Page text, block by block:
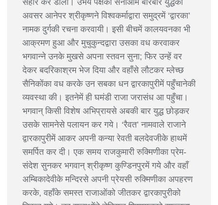
संहार कर डाला। उभय पक्षकी सेनाओंमें बारंबार युद्धका
अवसर आनेपर श्रीकृष्णने विश्वकर्माद्वारा समुद्रमें ‘द्वारका’
नामक दुर्गकी रचना करवायी। इसी बीचमें कालयवनका भी
आक्रमण हुआ और मुचुकुन्दद्वारा उसका वध करवाकर
भगवान्ने उनके मुखसे अपना स्तवन सुना; फिर उन्हें वर
देकर बदरिकाश्रम भेज दिया और वहाँसे लौटकर म्लेच्छ
सैनिकोंका वध करके उन सबका धन द्वारकापुरीमें पहुँचानेकी
व्यवस्था की। इतनेमें ही घमंडी राजा जरासंध आ पहुँचा।
भगवान् किसी विशेष अभिप्रायसे अबकी बार युद्ध छोड़कर
उसके सामनेसे पलायन कर गये। ‘रैवत’ नामवाले राजाने
द्वारकापुरीमें आकर अपनी कन्या रेवती बलदेवजीके हाथमें
समर्पित कर दी। एक समय राजकुमारी रुक्मिणीका प्रेम-
संदेश सुनकर भगवान् श्रीकृष्ण कुण्डिनपुरमें गये और वहाँ
अम्बिकादेवीके मन्दिरसे अपनी प्रेयसी रुक्मिणीका अपहरण
करके, वहाँके समस्त राजाओंको जीतकर द्वारकापुरीको